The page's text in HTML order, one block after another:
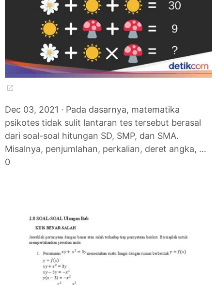
Dec 03, 2021 · Pada dasarnya, matematika
psikotes tidak sulit lantaran tes tersebut berasal
dari soal-soal hitungan SD, SMP, dan SMA.
Misalnya, penjumlahan, perkalian, deret angka, …
0